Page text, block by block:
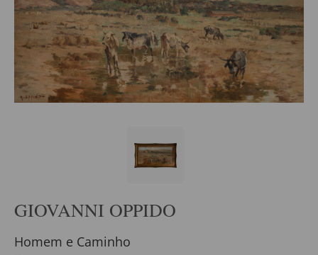
GIOVANNI OPPIDO
Homem e Caminho